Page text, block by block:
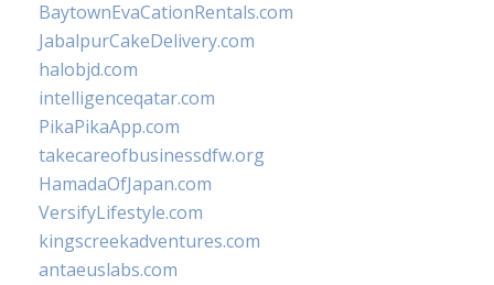
BaytownEvaCationRentals.com
JabalpurCakeDelivery.com
halobjd.com
intelligenceqatar.com
PikaPikaApp.com
takecareofbusinessdfw.org
HamadaOfJapan.com
VersifyLifestyle.com
kingscreekadventures.com
antaeuslabs.com